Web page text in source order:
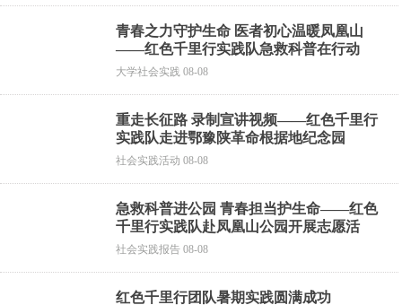
青春之力守护生命 医者初心温暖凤凰山
——红色千里行实践队急救科普在行动
大学社会实践 08-08
重走长征路 录制宣讲视频——红色千里行
实践队走进鄂豫陕革命根据地纪念园
社会实践活动 08-08
急救科普进公园 青春担当护生命——红色
千里行实践队赴凤凰山公园开展志愿活
社会实践报告 08-08
红色千里行团队暑期实践圆满成功